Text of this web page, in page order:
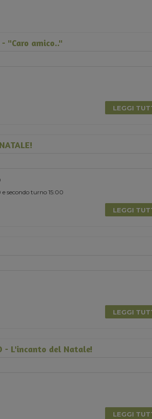
- "Caro amico.."
LEGGI
secondo turno 15:00
LEGGI
LEGGI
- L'incanto del Natale!
LEGGI